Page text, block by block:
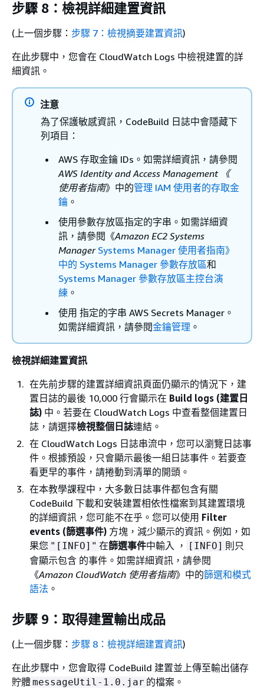
步驟 8：檢視詳細建置資訊
(上一個步驟： 步驟 7：檢視摘要建置資訊)
在此步驟中，您會在 CloudWatch Logs 中檢視建置的詳
細資訊。
注意
為了保護敏感資訊，CodeBuild 日誌中會隱藏下
列項目：
AWS 存取金鑰 IDs。如需詳細資訊，請參閱
AWS Identity and Access Management 《
使用者指南》中的管理 IAM 使用者的存取金
鑰 。
使用參數存放區指定的字串。如需詳細資
訊，請參閱《Amazon EC2 Systems
Manager Systems Manager 使用者指南》
中的 Systems Manager 參數存放區和
Systems Manager 參數存放區主控台演
練 。
使用 指定的字串 AWS Secrets Manager。
如需詳細資訊，請參閱金鑰管理 。
檢視詳細建置資訊
在先前步驟的建置詳細資訊頁面仍顯示的情況下，建
置日誌的最後 10,000 行會顯示在 Build logs (建置日
誌) 中。若要在 CloudWatch Logs 中查看整個建置日
誌，請選擇檢視整個日誌連結。
在 CloudWatch Logs 日誌串流中，您可以瀏覽日誌事
件。根據預設，只會顯示最後一組日誌事件。若要查
看更早的事件，請捲動到清單的開頭。
在本教學課程中，大多數日誌事件都包含有關
CodeBuild 下載和安裝建置相依性檔案到其建置環境
的詳細資訊，您可能不在乎。您可以使用 Filter
events (篩選事件) 方塊，減少顯示的資訊。例如，如
果您 "[INFO]" 在篩選事件中輸入 ， [INFO] 則只
會顯示包含 的事件。如需詳細資訊，請參閱
《Amazon CloudWatch 使用者指南》中的篩選和模式
語法 。
步驟 9：取得建置輸出成品
(上一個步驟： 步驟 8：檢視詳細建置資訊)
在此步驟中，您會取得 CodeBuild 建置並上傳至輸出儲存
貯體messageUtil-1.0.jar 的檔案。